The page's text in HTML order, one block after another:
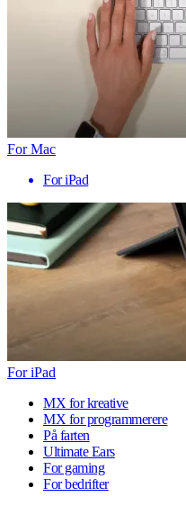
For Mac
For iPad
For iPad
MX for kreative
MX for programmerere
På farten
Ultimate Ears
For gaming
For bedrifter